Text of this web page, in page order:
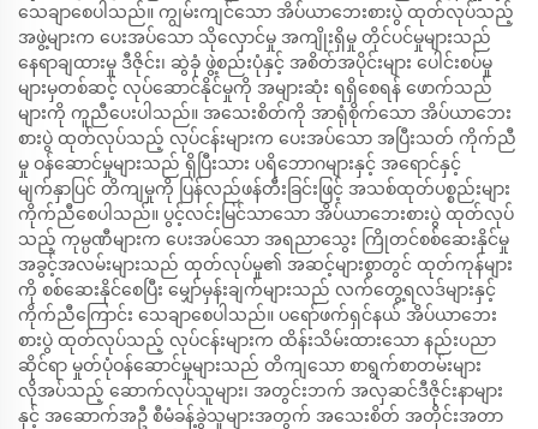
သေချာစေပါသည်။ ကျွမ်းကျင်သော အိပ်ယာဘေးစားပွဲ ထုတ်လုပ်သည့်
အဖွဲ့များက ပေးအပ်သော သိုလှောင်မှု အကျိုးရှိမှု တိုင်ပင်မှုများသည်
နေရာချထားမှု ဒီဇိုင်း၊ ဆွဲခုံ ဖွဲ့စည်းပုံနှင့် အစိတ်အပိုင်းများ ပေါင်းစပ်မှု
များမှတစ်ဆင့် လုပ်ဆောင်နိုင်မှုကို အများဆုံး ရရှိစေရန် ဖောက်သည်
များကို ကူညီပေးပါသည်။ အသေးစိတ်ကို အာရုံစိုက်သော အိပ်ယာဘေး
စားပွဲ ထုတ်လုပ်သည့် လုပ်ငန်းများက ပေးအပ်သော အပြီးသတ် ကိုက်ညီ
မှု ဝန်ဆောင်မှုများသည် ရှိပြီးသား ပရိဘောဂများနှင့် အရောင်နှင့်
မျက်နှာပြင် တိကျမှုကို ပြန်လည်ဖန်တီးခြင်းဖြင့် အသစ်ထုတ်ပစ္စည်းများ
ကိုက်ညီစေပါသည်။ ပွင့်လင်းမြင်သာသော အိပ်ယာဘေးစားပွဲ ထုတ်လုပ်
သည့် ကုမ္ပဏီများက ပေးအပ်သော အရညာသွေး ကြိုတင်စစ်ဆေးနိုင်မှု
အခွင့်အလမ်းများသည် ထုတ်လုပ်မှု၏ အဆင့်များစွာတွင် ထုတ်ကုန်များ
ကို စစ်ဆေးနိုင်စေပြီး မျှော်မှန်းချက်များသည် လက်တွေ့ရလဒ်များနှင့်
ကိုက်ညီကြောင်း သေချာစေပါသည်။ ပရော်ဖက်ရှင်နယ် အိပ်ယာဘေး
စားပွဲ ထုတ်လုပ်သည့် လုပ်ငန်းများက ထိန်းသိမ်းထားသော နည်းပညာ
ဆိုင်ရာ မှုတ်ပုံဝန်ဆောင်မှုများသည် တိကျသော စာရွက်စာတမ်းများ
လိုအပ်သည့် ဆောက်လုပ်သူများ၊ အတွင်းဘက် အလှဆင်ဒီဇိုင်းနာများ
နှင့် အဆောက်အဦ စီမံခန့်ခွဲသူများအတွက် အသေးစိတ် အတိုင်းအတာ